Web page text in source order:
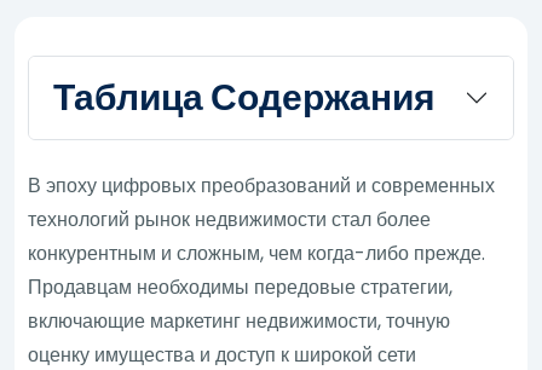
Таблица Содержания
В эпоху цифровых преобразований и современных
технологий рынок недвижимости стал более
конкурентным и сложным, чем когда-либо прежде.
Продавцам необходимы передовые стратегии,
включающие маркетинг недвижимости, точную
оценку имущества и доступ к широкой сети